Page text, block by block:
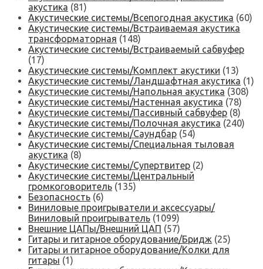
акустика (81)
Акустические системы/Всепогодная акустика (60)
Акустические системы/Встраиваемая акустика
трансформаторная (148)
Акустические системы/Встраиваемый сабвуфер
(17)
Акустические системы/Комплект акустики (13)
Акустические системы/Ландшафтная акустика (1)
Акустические системы/Напольная акустика (308)
Акустические системы/Настенная акустика (78)
Акустические системы/Пассивный сабвуфер (8)
Акустические системы/Полочная акустика (240)
Акустические системы/Саундбар (54)
Акустические системы/Специальная тыловая
акустика (8)
Акустические системы/Супертвитер (2)
Акустические системы/Центральный
громкоговоритель (135)
Безопасность (6)
Виниловые проигрыватели и аксессуары/
Виниловый проигрыватель (1099)
Внешние ЦАПы/Внешний ЦАП (57)
Гитары и гитарное оборудование/Бридж (25)
Гитары и гитарное оборудование/Колки для
гитары (1)